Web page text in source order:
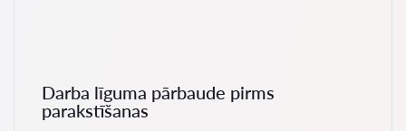
Darba līguma pārbaude pirms
parakstīšanas